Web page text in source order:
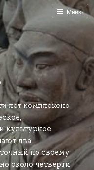
Меню
лет комплексно
культурное
два
по своему
около четверти